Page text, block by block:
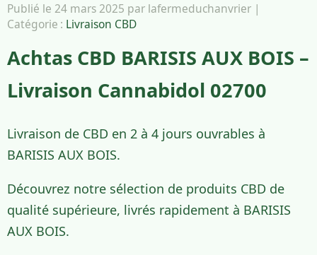
Publié le 24 mars 2025 par lafermeduchanvrier |
Catégorie : Livraison CBD
Achtas CBD BARISIS AUX BOIS –
Livraison Cannabidol 02700
Livraison de CBD en 2 à 4 jours ouvrables à
BARISIS AUX BOIS.
Découvrez notre sélection de produits CBD de
qualité supérieure, livrés rapidement à BARISIS
AUX BOIS.